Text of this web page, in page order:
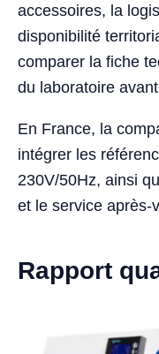
accessoires, la
disponibilité
comparer la fiche
du laboratoire
En France, la
intégrer les
230V/50Hz, ainsi
et le service après-
Rapport